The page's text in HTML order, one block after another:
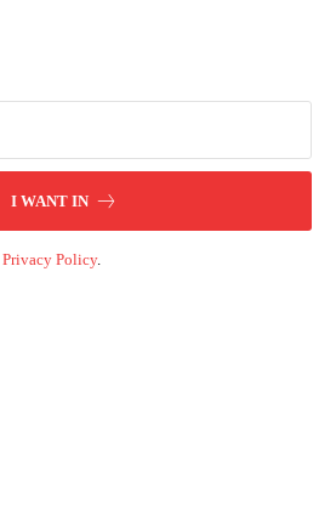
I WANT IN
Privacy Policy.